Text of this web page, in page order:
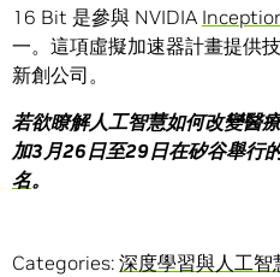
16 Bit 是參與 NVIDIA
一。這項虛擬加速器計畫提供
新創公司。
若欲瞭解人工智慧如何改變醫
加3月26日至29日在矽谷舉行
名。
Categories: 深度學習與人工智